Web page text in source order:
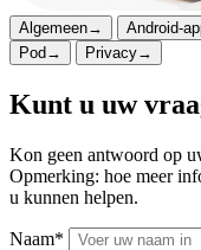
Algemeen→ Android-
Pod → Privacy→
Kunt u uw
Kon geen antwoord op
Opmerking: hoe meer
u kunnen helpen.
Naam*